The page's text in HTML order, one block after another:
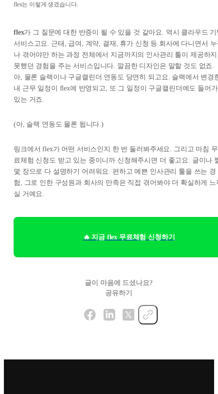
flex는 이렇게 생겼습니다.
flex가 그 질문에 대한 반증이 될 수 있을 것 같아요. 역시 클라우드 기
서비스고요. 근태, 급여, 계약, 결재, 휴가 신청 등 회사에 다니면서 누
나 겪어야만 하는 과정 전체에서 지금까지의 인사관리 툴이 제공하지
못했던 경험을 주는 서비스입니다. 깔끔한 디자인은 말할 것도 없죠.
아, 물론 슬랙이나 구글캘린더 연동도 당연히 되고요. 슬랙에서 변경
내 근무 일정이 flex에 반영되고, 또 그 일정이 구글캘린더에도 들어가
있는 거죠.
(아, 슬랙 연동도 물론 됩니다.)
링크에서 flex가 어떤 서비스인지 한 번 둘러봐주세요. 그리고 마침 무
료체험 신청도 받고 있는 중이니까 신청해주시면 더 좋고요. 글이나
몇 장으로 다 설명하기 어려워요. 편하고 예쁜 인사관리 툴을 쓰는 경
험, 그로 인한 구성원과 회사의 만족은 직접 겪어봐야 더 확실하게 느
실 거예요.
🔥 지금 flex 무료체험 신청하기
글이 마음에 드셨나요?
공유하기